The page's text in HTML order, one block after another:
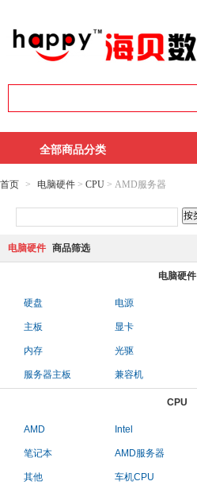
全部商品分类
首页 > 电脑硬件 > CPU > AMD服务器
电脑硬件 商品筛选
电脑硬件
硬盘 电源
主板 显卡
内存 光驱
服务器主板 兼容机
CPU
AMD Intel
笔记本 AMD服务器
其他 车机CPU